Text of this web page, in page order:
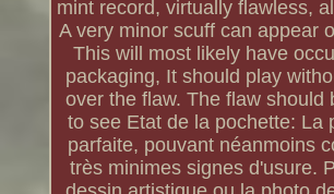
mint record, virtually flawless,
A very minor scuff can appear
This will most likely have
packaging, It should play
over the flaw. The flaw should
to see Etat de la pochette: La
parfaite, pouvant néanmoins
très minimes signes d'usure.